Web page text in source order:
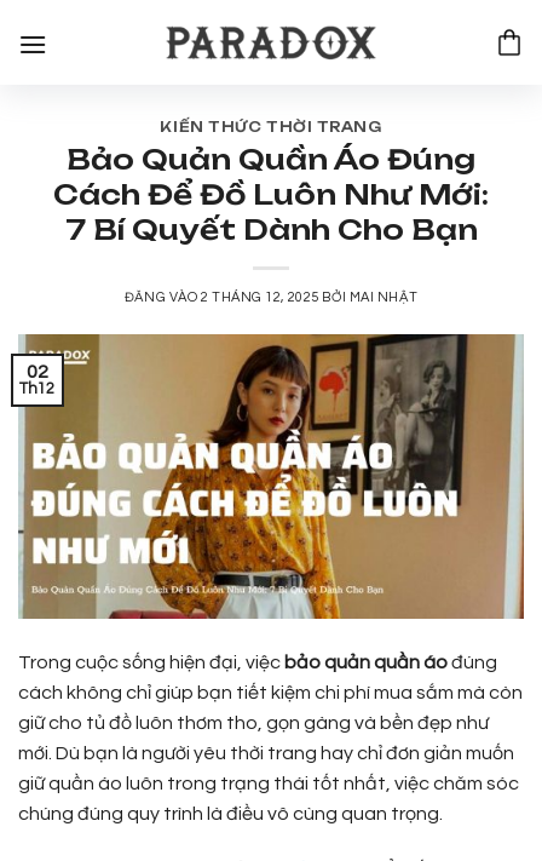
qua
KIẾN THỨC THỜI TRANG
Bảo Quản Quần Áo Đúng
Cách Để Đồ Luôn Như Mới:
7 Bí Quyết Dành Cho Bạn
ĐĂNG VÀO 2 THÁNG 12, 2025 BỞI MAI NHẬT
02
Th12
Trong cuộc sống hiện đại, việc bảo quản quần áođúng
cách không chỉ giúp bạn tiết kiệm chi phí mua sắm mà còn
giữ cho tủ đồ luôn thơm tho, gọn gàng và bền đẹp như
mới. Dù bạn là người yêu thời trang hay chỉ đơn giản muốn
giữ quần áo luôn trong trạng thái tốt nhất, việc chăm sóc
chúng đúng quy trình là điều vô cùng quan trọng.